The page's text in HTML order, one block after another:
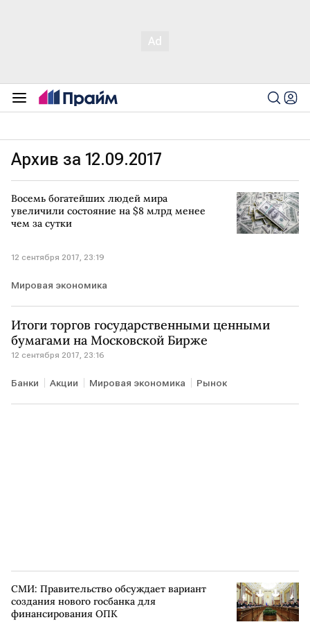
Архив за 12.09.2017
Восемь богатейших людей мира
увеличили состояние на $8 млрд менее
чем за сутки
12 сентября 2017, 23:19
Мировая экономика
Итоги торгов государственными ценными
бумагами на Московской Бирже
12 сентября 2017, 23:16
Банки Акции Мировая экономика Рынок
СМИ: Правительство обсуждает вариант
создания нового госбанка для
финансирования ОПК